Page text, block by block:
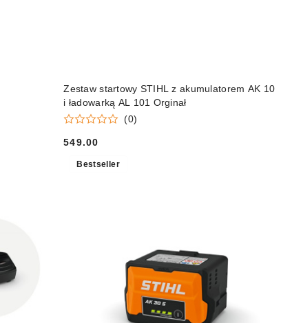
Zestaw startowy STIHL z akumulatorem AK 10
i ładowarką AL 101 Orginał
(0)
Cena:
549.00
Bestseller